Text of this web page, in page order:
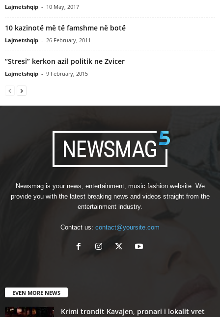
Lajmetshqip - 10 May, 2017
10 kazinotë më të famshme në botë
Lajmetshqip - 26 February, 2011
“Stresi” kerkon azil politik ne Zvicer
Lajmetshqip - 9 February, 2015
Newsmag is your news, entertainment, music fashion website. We
provide you with the latest breaking news and videos straight from the
entertainment industry.
Contact us: contact@yoursite.com
EVEN MORE NEWS
Krimi trondit Kavajen, pronari i lokalit vret